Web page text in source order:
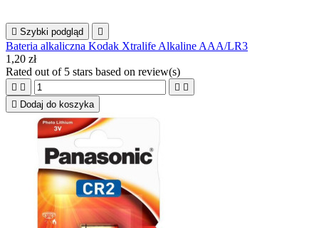
 Szybki podgląd 
Bateria alkaliczna Kodak Xtralife Alkaline AAA/LR3
1,20 zł
Rated out of 5 stars based on review(s)
   
 Dodaj do koszyka